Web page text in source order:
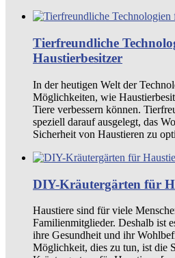
Tierfreundliche
Haustierbesitzer
In der heutigen Welt der
Möglichkeiten, wie
Tiere verbessern können.
speziell darauf ausgelegt, das
Sicherheit von Haustieren zu
DIY-Kräutergärten für
Haustiere sind für viele
Familienmitglieder. Deshalb ist
ihre Gesundheit und ihr
Möglichkeit, dies zu tun, ist die